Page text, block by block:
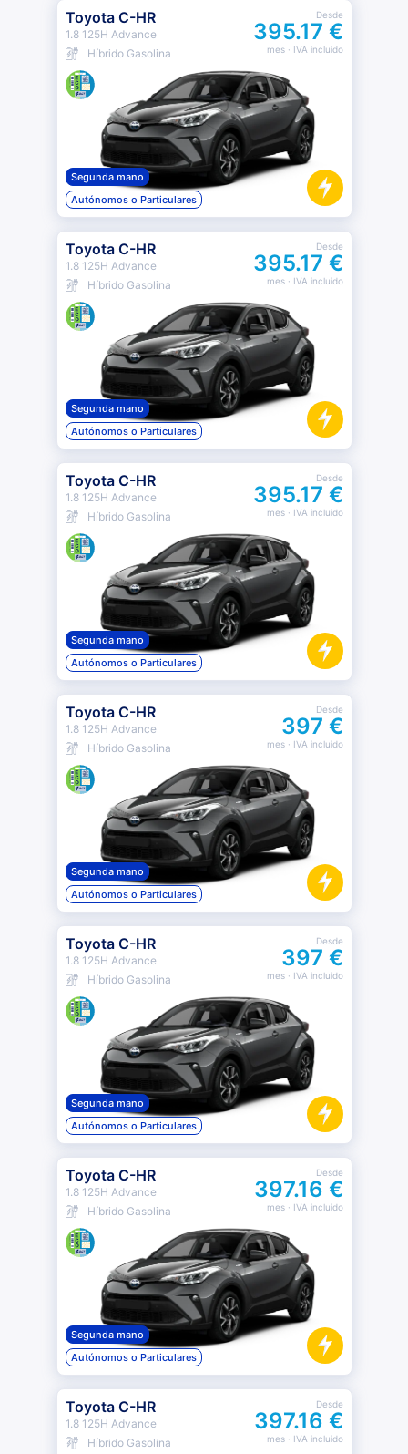
Toyota C-HR
1.8 125H Advance
Híbrido Gasolina
Desde
395.17 €
mes· IVA incluido
Segunda mano
Autónomos o Particulares
Toyota C-HR
1.8 125H Advance
Híbrido Gasolina
Desde
395.17 €
mes· IVA incluido
Segunda mano
Autónomos o Particulares
Toyota C-HR
1.8 125H Advance
Híbrido Gasolina
Desde
395.17 €
mes· IVA incluido
Segunda mano
Autónomos o Particulares
Toyota C-HR
1.8 125H Advance
Híbrido Gasolina
Desde
397 €
mes· IVA incluido
Segunda mano
Autónomos o Particulares
Toyota C-HR
1.8 125H Advance
Híbrido Gasolina
Desde
397 €
mes· IVA incluido
Segunda mano
Autónomos o Particulares
Toyota C-HR
1.8 125H Advance
Híbrido Gasolina
Desde
397.16 €
mes· IVA incluido
Segunda mano
Autónomos o Particulares
Toyota C-HR
1.8 125H Advance
Híbrido Gasolina
Desde
397.16 €
mes· IVA incluido